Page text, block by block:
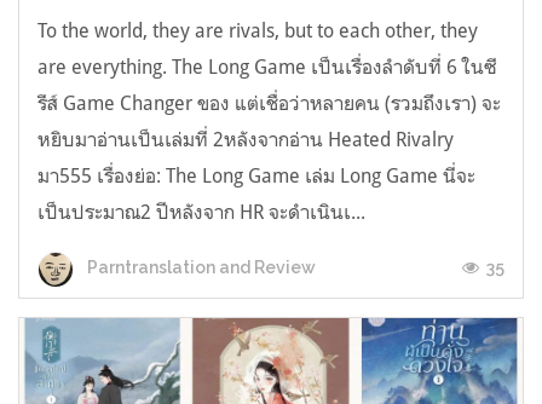
To the world, they are rivals, but to each other, they
are everything. The Long Game เป็นเรื่องลำดับที่ 6 ในซี
รีส์ Game Changer ของ แต่เชื่อว่าหลายคน (รวมถึงเรา) จะ
หยิบมาอ่านเป็นเล่มที่ 2หลังจากอ่าน Heated Rivalry
มา555 เรื่องย่อ: The Long Game เล่ม Long Game นี่จะ
เป็นประมาณ2 ปีหลังจาก HR จะดำเนินเ...
Parntranslation and Review 35